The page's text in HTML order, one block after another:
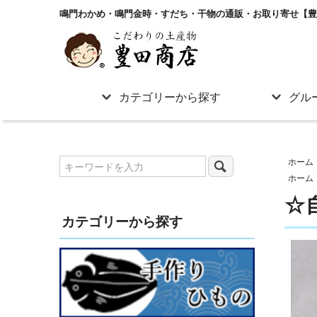
鳴門わかめ・鳴門金時・すだち・干物の通販・お取り寄せ【
カテゴリーから探す グル
ホーム
ホーム
☆
カテゴリーから探す